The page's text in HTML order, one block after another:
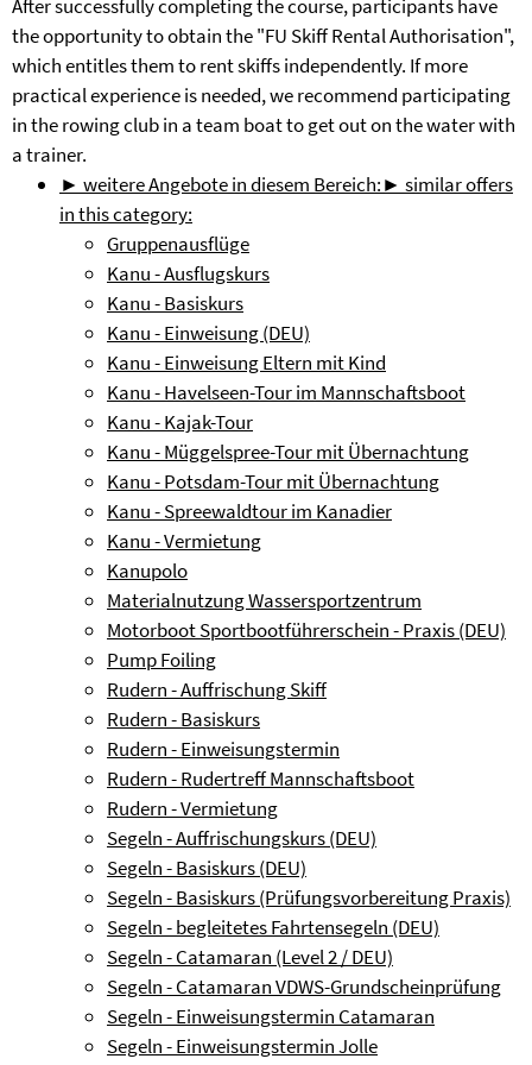
After successfully completing the course, participants have
the opportunity to obtain the "FU Skiff Rental Authorisation",
which entitles them to rent skiffs independently. If more
practical experience is needed, we recommend participating
in the rowing club in a team boat to get out on the water with
a trainer.
► weitere Angebote in diesem Bereich:► similar offers
in this category:
Gruppenausflüge
Kanu - Ausflugskurs
Kanu - Basiskurs
Kanu - Einweisung (DEU)
Kanu - Einweisung Eltern mit Kind
Kanu - Havelseen-Tour im Mannschaftsboot
Kanu - Kajak-Tour
Kanu - Müggelspree-Tour mit Übernachtung
Kanu - Potsdam-Tour mit Übernachtung
Kanu - Spreewaldtour im Kanadier
Kanu - Vermietung
Kanupolo
Materialnutzung Wassersportzentrum
Motorboot Sportbootführerschein - Praxis (DEU)
Pump Foiling
Rudern - Auffrischung Skiff
Rudern - Basiskurs
Rudern - Einweisungstermin
Rudern - Rudertreff Mannschaftsboot
Rudern - Vermietung
Segeln - Auffrischungskurs (DEU)
Segeln - Basiskurs (DEU)
Segeln - Basiskurs (Prüfungsvorbereitung Praxis)
Segeln - begleitetes Fahrtensegeln (DEU)
Segeln - Catamaran (Level 2 / DEU)
Segeln - Catamaran VDWS-Grundscheinprüfung
Segeln - Einweisungstermin Catamaran
Segeln - Einweisungstermin Jolle